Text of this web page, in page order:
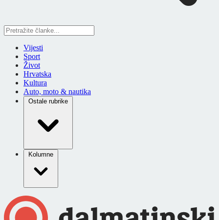
Vijesti
Sport
Život
Hrvatska
Kultura
Auto, moto & nautika
Ostale rubrike
Kolumne